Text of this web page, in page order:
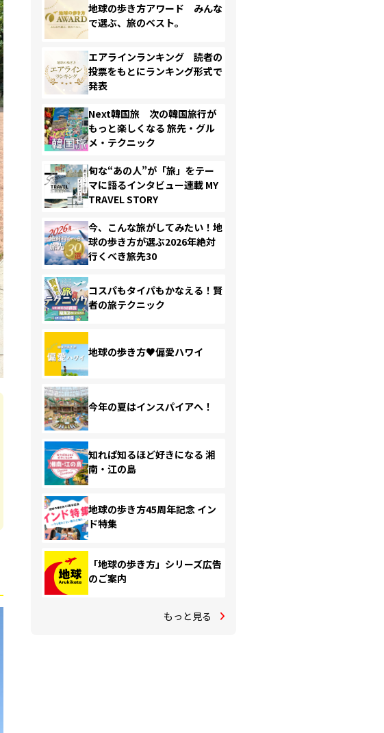
地球の歩き方アワード みんな
で選ぶ、旅のベスト。
エアラインランキング 読者の
投票をもとにランキング形式で
発表
Next韓国旅 次の韓国旅行が
もっと楽しくなる 旅先・グル
メ・テクニック
旬な“あの人”が「旅」をテー
マに語るインタビュー連載 MY
TRAVEL STORY
今、こんな旅がしてみたい！地
球の歩き方が選ぶ2026年絶対
行くべき旅先30
コスパもタイパもかなえる！賢
者の旅テクニック
地球の歩き方♥偏愛ハワイ
今年の夏はインスパイアへ！
知れば知るほど好きになる 湘
南・江の島
地球の歩き方45周年記念 イン
ド特集
「地球の歩き方」シリーズ広告
のご案内
もっと見る